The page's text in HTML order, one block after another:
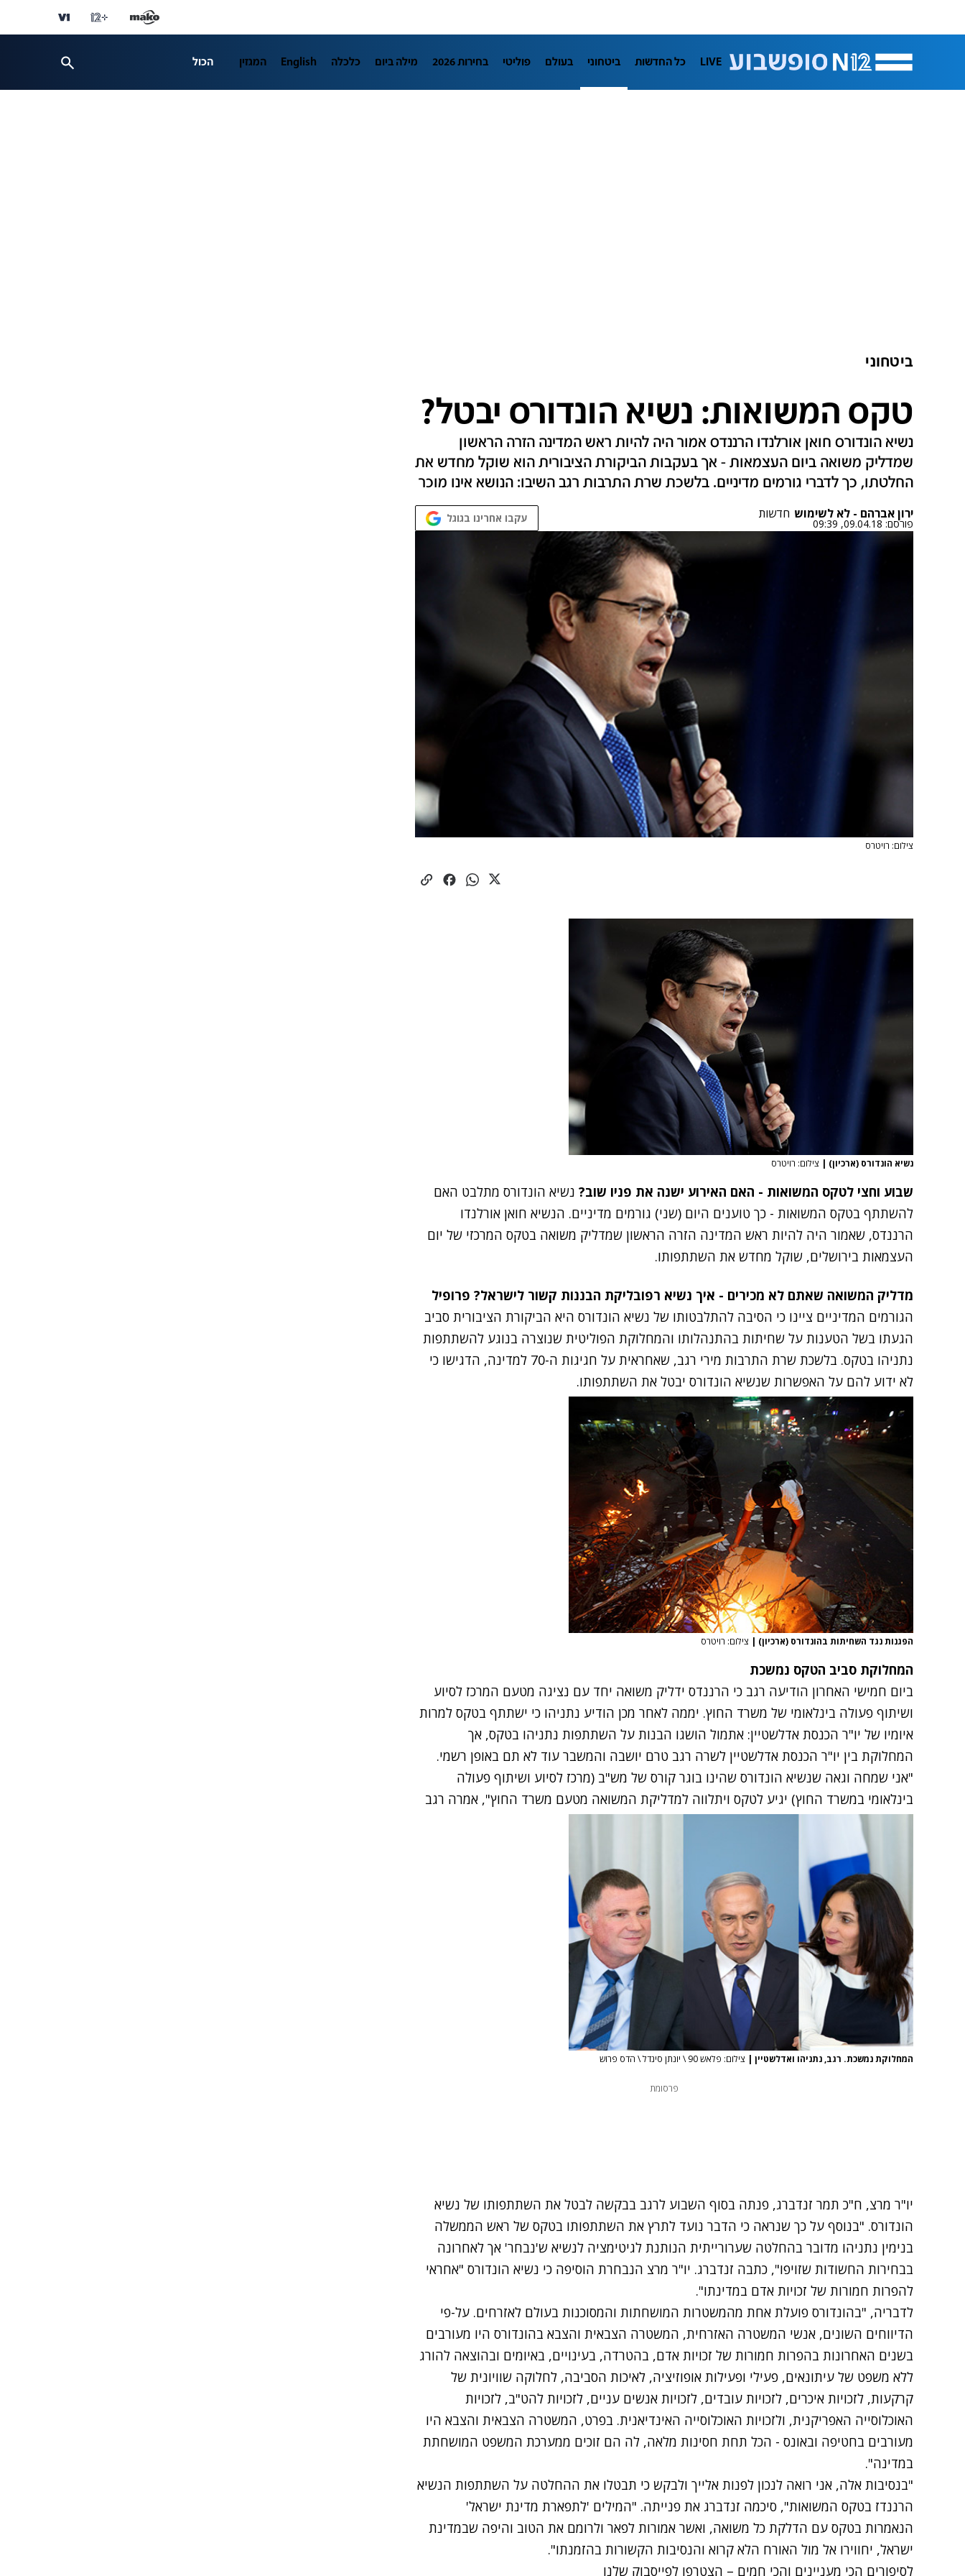
LIVE כל החדשות ביטחוני בעולם פוליטי בחירות 2026 מילה ביום כלכלה English המגזין הכול
ביטחוני
טקס המשואות: נשיא הונדורס יבטל?
נשיא הונדורס חואן אורלנדו הרננדס אמור היה להיות ראש המדינה הזרה הראשון
שמדליק משואה ביום העצמאות - אך בעקבות הביקורת הציבורית הוא שוקל מחדש את
החלטתו, כך לדברי גורמים מדיניים. בלשכת שרת התרבות רגב השיבו: הנושא אינו מוכר
ירון אברהם - לא לשימוש חדשות
פורסם: 09.04.18, 09:39 עקבו אחרינו בגוגל
צילום: רויטרס
נשיא הונדורס (ארכיון) | צילום: רויטרס
שבוע וחצי לטקס המשואות - האם האירוע ישנה את פניו שוב? נשיא הונדורס מתלבט האם
להשתתף בטקס המשואות - כך טוענים היום (שני) גורמים מדיניים. הנשיא חואן אורלנדו
הרננדס, שאמור היה להיות ראש המדינה הזרה הראשון שמדליק משואה בטקס המרכזי של יום
העצמאות בירושלים, שוקל מחדש את השתתפותו.
מדליק המשואה שאתם לא מכירים - איך נשיא רפובליקת הבננות קשור לישראל? פרופיל
הגורמים המדיניים ציינו כי הסיבה להתלבטותו של נשיא הונדורס היא הביקורת הציבורית סביב
הגעתו בשל הטענות על שחיתות בהתנהלותו והמחלוקת הפוליטית שנוצרה בנוגע להשתתפות
נתניהו בטקס. בלשכת שרת התרבות מירי רגב, שאחראית על חגיגות ה-70 למדינה, הדגישו כי
לא ידוע להם על האפשרות שנשיא הונדורס יבטל את השתתפותו.
הפגנות נגד השחיתות בהונדורס (ארכיון) | צילום: רויטרס
המחלוקת סביב הטקס נמשכת
ביום חמישי האחרון הודיעה רגב כי הרננדס ידליק משואה יחד עם נציגה מטעם המרכז לסיוע
ושיתוף פעולה בינלאומי של משרד החוץ. יממה לאחר מכן הודיע נתניהו כי ישתתף בטקס למרות
איומיו של יו"ר הכנסת אדלשטיין: אתמול הושגו הבנות על השתתפות נתניהו בטקס, אך
המחלוקת בין יו"ר הכנסת אדלשטיין לשרה רגב טרם יושבה והמשבר עוד לא תם באופן רשמי.
"אני שמחה וגאה שנשיא הונדורס שהינו בוגר קורס של מש"ב (מרכז לסיוע ושיתוף פעולה
בינלאומי במשרד החוץ) יגיע לטקס ויתלווה למדליקת המשואה מטעם משרד החוץ", אמרה רגב
המחלוקת נמשכת. רגב, נתניהו ואדלשטיין | צילום: פלאש 90 \ יונתן סינדל \ הדס פרוש
פרסומת
יו"ר מרצ, ח"כ תמר זנדברג, פנתה בסוף השבוע לרגב בבקשה לבטל את השתתפותו של נשיא
הונדורס. "בנוסף על כך שנראה כי הדבר נועד לתרץ את השתתפותו בטקס של ראש הממשלה
בנימין נתניהו מדובר בהחלטה שערורייתית הנותנת לגיטימציה לנשיא ש'נבחר' אך לאחרונה
בבחירות החשודות שזויפו", כתבה זנדברג. יו"ר מרצ הנבחרת הוסיפה כי נשיא הונדורס "אחראי
להפרות חמורות של זכויות אדם במדינתו".
לדבריה, "בהונדורס פועלת אחת מהמשטרות המושחתות והמסוכנות בעולם לאזרחים. על-פי
הדיווחים השונים, אנשי המשטרה האזרחית, המשטרה הצבאית והצבא בהונדורס היו מעורבים
בשנים האחרונות בהפרות חמורות של זכויות אדם, בהטרדה, בעינויים, באיומים ובהוצאה להורג
ללא משפט של עיתונאים, פעילי ופעילות אופוזיציה, לאיכות הסביבה, לחלוקה שוויונית של
קרקעות, לזכויות איכרים, לזכויות עובדים, לזכויות אנשים עניים, לזכויות להט"ב, לזכויות
האוכלוסייה האפריקנית, ולזכויות האוכלוסייה האינדיאנית. בפרט, המשטרה הצבאית והצבא היו
מעורבים בחטיפה ובאונס - הכל תחת חסינות מלאה, לה הם זוכים ממערכת המשפט המושחתת
במדינה".
"בנסיבות אלה, אני רואה לנכון לפנות אלייך ולבקש כי תבטלו את ההחלטה על השתתפות הנשיא
הרננדז בטקס המשואות", סיכמה זנדברג את פנייתה. "המילים 'לתפארת מדינת ישראל'
הנאמרות בטקס עם הדלקת כל משואה, ואשר אמורות לפאר ולרומם את הטוב והיפה שבמדינת
ישראל, יחווירו אל מול האורח הלא קרוא והנסיבות הקשורות בהזמנתו".
לסיפורים הכי מעניינים והכי חמים – הצטרפו לפייסבוק שלנו